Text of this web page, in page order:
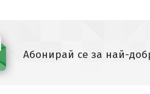
Абонирай се за най-